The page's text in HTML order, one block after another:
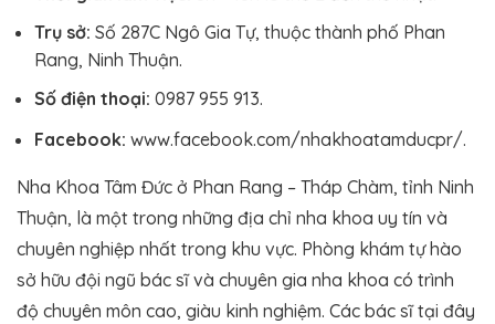
Trụ sở: Số 287C Ngô Gia Tự, thuộc thành phố Phan
Rang, Ninh Thuận.
Số điện thoại: 0987 955 913.
Facebook: www.facebook.com/nhakhoatamducpr/.
Nha Khoa Tâm Đức ở Phan Rang – Tháp Chàm, tỉnh Ninh
Thuận, là một trong những địa chỉ nha khoa uy tín và
chuyên nghiệp nhất trong khu vực. Phòng khám tự hào
sở hữu đội ngũ bác sĩ và chuyên gia nha khoa có trình
độ chuyên môn cao, giàu kinh nghiệm. Các bác sĩ tại đây